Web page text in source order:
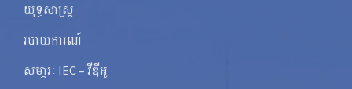
យុទ្ធសាស្ត្រ
របាយការណ៍
សមា្ភរៈ IEC – វីឌីអូ